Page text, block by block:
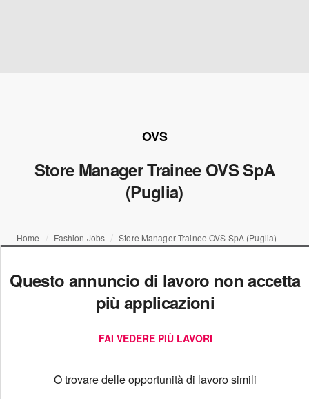
OVS
Store Manager Trainee OVS SpA
(Puglia)
Home Fashion Jobs Store Manager Trainee OVS SpA (Puglia)
Questo annuncio di lavoro non accetta
più applicazioni
FAI VEDERE PIÙ LAVORI
O trovare delle opportunità di lavoro simili